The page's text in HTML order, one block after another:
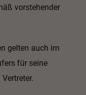
vorstehender
gelten auch im
für seine